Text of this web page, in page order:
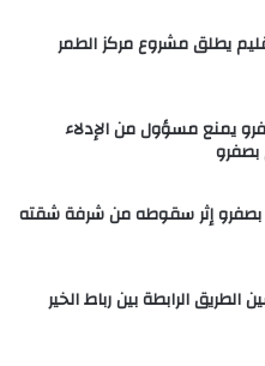
يطلق مشروع مركز الطمر
يمنع مسؤول من الإدلاء
إثر سقوطه من شرفة شقته
الرابطة بين رباط الخير